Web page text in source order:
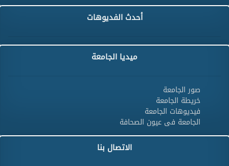
أحدث الفديوهات
ميديا الجامعة
صور الجامعة
خريطة الجامعة
فيديوهات الجامعة
الجامعة فى عيون الصحافة
الاتصال بنا